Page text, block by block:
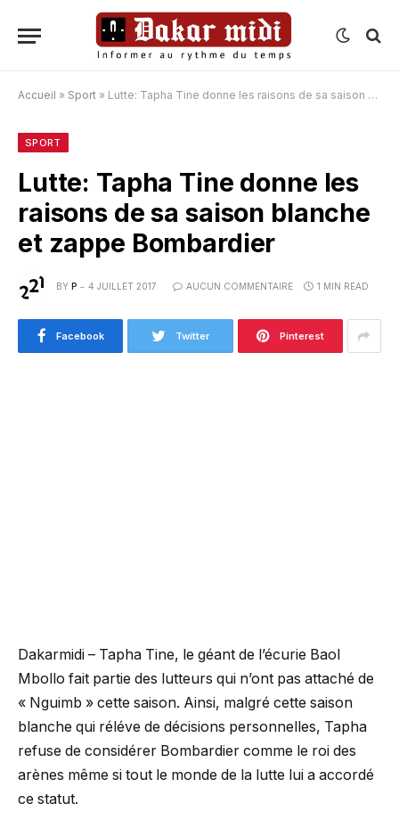
Accueil » Sport » Lutte: Tapha Tine donne les raisons de sa saison blanche et zappe Bombardier
SPORT
Lutte: Tapha Tine donne les
raisons de sa saison blanche
et zappe Bombardier
BY P 4 JUILLET 2017 AUCUN COMMENTAIRE 1 MIN READ
Facebook Twitter Pinterest
Dakarmidi – Tapha Tine, le géant de l’écurie Baol
Mbollo fait partie des lutteurs qui n’ont pas attaché de
« Nguimb » cette saison. Ainsi, malgré cette saison
blanche qui réléve de décisions personnelles, Tapha
refuse de considérer Bombardier comme le roi des
arènes même si tout le monde de la lutte lui a accordé
ce statut.